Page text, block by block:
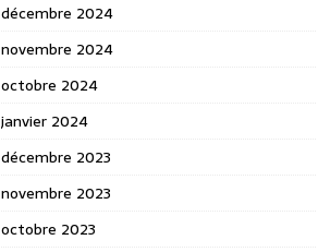
décembre 2024
novembre 2024
octobre 2024
janvier 2024
décembre 2023
novembre 2023
octobre 2023